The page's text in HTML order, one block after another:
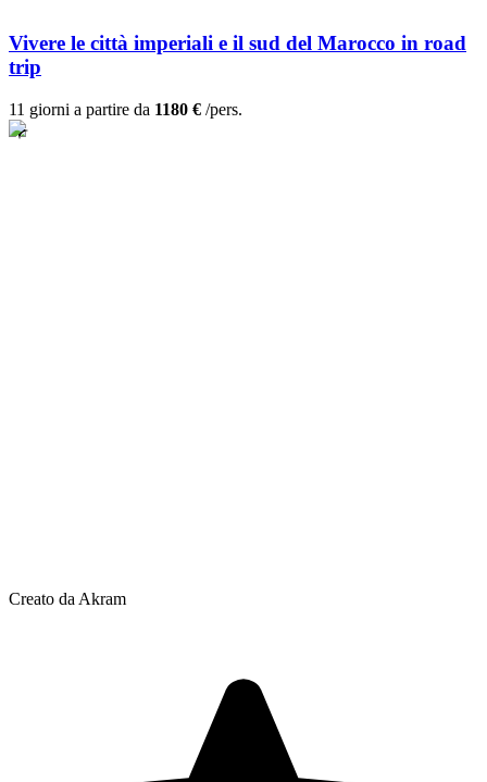
Vivere le città imperiali e il sud del Marocco in road
trip
11 giorni a partire da 1180 € /pers.
Creato da Akram